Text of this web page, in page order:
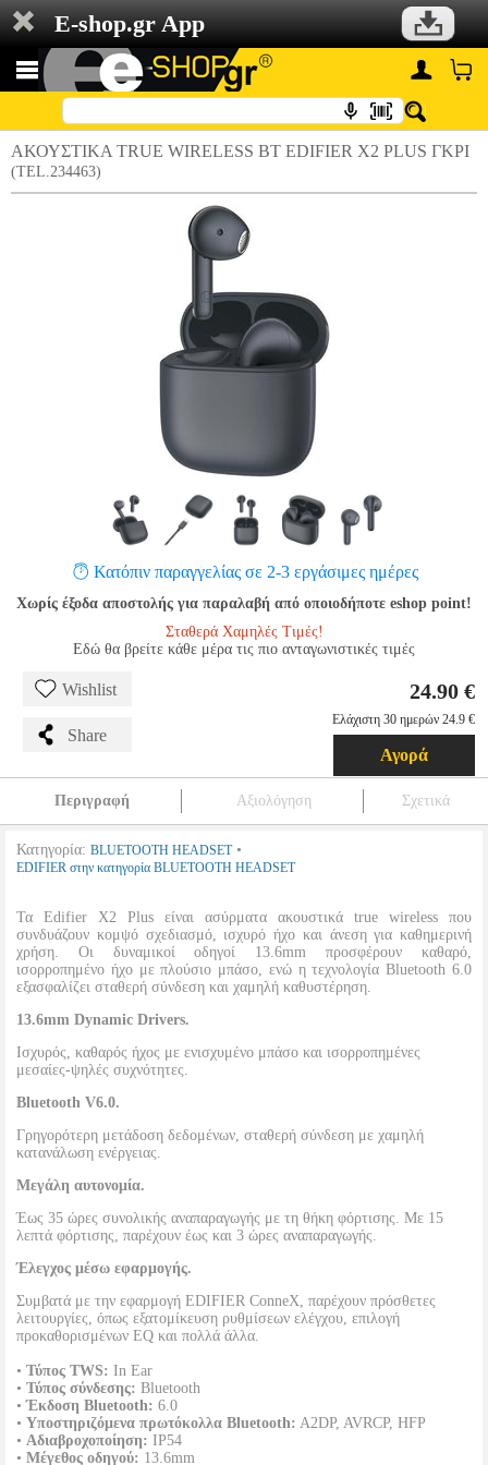
E-shop.gr App
ΑΚΟΥΣΤΙΚΑ TRUE WIRELESS BT EDIFIER X2 PLUS ΓΚΡΙ
(TEL.234463)
Κατόπιν παραγγελίας σε 2-3 εργάσιμες ημέρες
Χωρίς έξοδα αποστολής για παραλαβή από οποιοδήποτε eshop point!
Σταθερά Χαμηλές Τιμές!
Εδώ θα βρείτε κάθε μέρα τις πιο ανταγωνιστικές τιμές
Wishlist
Share
24.90 €
Ελάχιστη 30 ημερών 24.9 €
Αγορά
Περιγραφή Αξιολόγηση Σχετικά
Κατηγορία: BLUETOOTH HEADSET•
EDIFIER στην κατηγορία BLUETOOTH HEADSET
Τα Edifier X2 Plus είναι ασύρματα ακουστικά true wireless που
συνδυάζουν κομψό σχεδιασμό, ισχυρό ήχο και άνεση για καθημερινή
χρήση. Οι δυναμικοί οδηγοί 13.6mm προσφέρουν καθαρό,
ισορροπημένο ήχο με πλούσιο μπάσο, ενώ η τεχνολογία Bluetooth 6.0
εξασφαλίζει σταθερή σύνδεση και χαμηλή καθυστέρηση.
13.6mm Dynamic Drivers.
Ισχυρός, καθαρός ήχος με ενισχυμένο μπάσο και ισορροπημένες
μεσαίες-ψηλές συχνότητες.
Bluetooth V6.0.
Γρηγορότερη μετάδοση δεδομένων, σταθερή σύνδεση με χαμηλή
κατανάλωση ενέργειας.
Μεγάλη αυτονομία.
Έως 35 ώρες συνολικής αναπαραγωγής με τη θήκη φόρτισης. Με 15
λεπτά φόρτισης, παρέχουν έως και 3 ώρες αναπαραγωγής.
Έλεγχος μέσω εφαρμογής.
Συμβατά με την εφαρμογή EDIFIER ConneX, παρέχουν πρόσθετες
λειτουργίες, όπως εξατομίκευση ρυθμίσεων ελέγχου, επιλογή
προκαθορισμένων EQ και πολλά άλλα.
• Τύπος TWS: In Ear
• Τύπος σύνδεσης: Bluetooth
•Έκδοση Bluetooth: 6.0
• Υποστηριζόμενα πρωτόκολλα Bluetooth: A2DP, AVRCP, HFP
• Αδιαβροχοποίηση: IP54
• Μέγεθος οδηγού: 13.6mm